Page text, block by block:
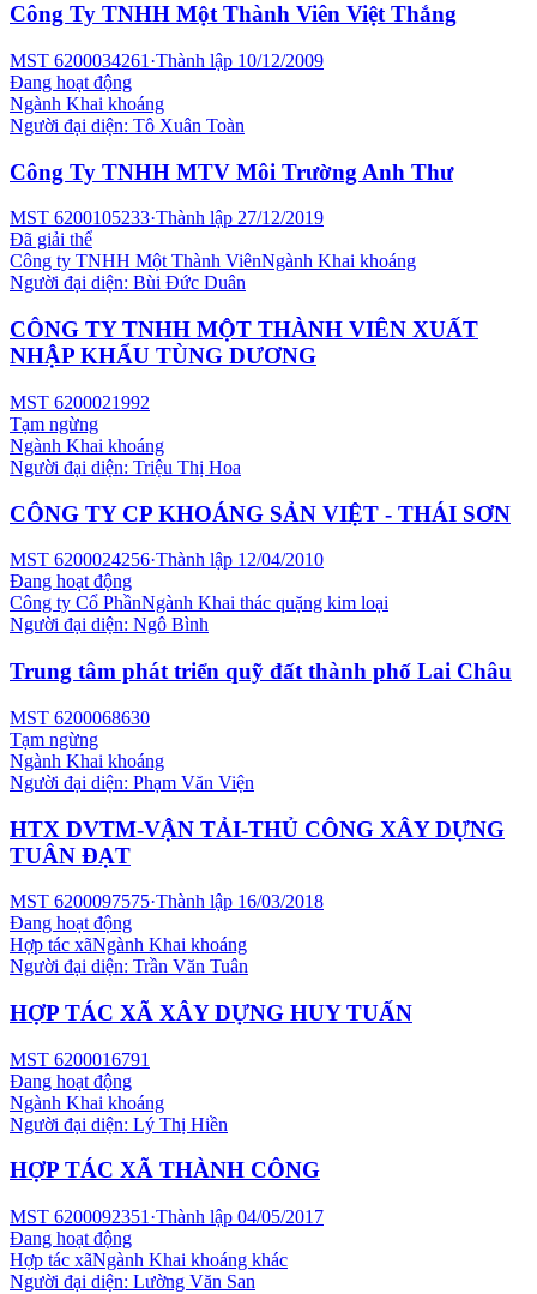
Công Ty TNHH Một Thành Viên Việt Thắng
MST 6200034261 ·Thành lập 10/12/2009
Đang hoạt động
Ngành Khai khoáng
Người đại diện: Tô Xuân Toàn
Công Ty TNHH MTV Môi Trường Anh Thư
MST 6200105233·Thành lập 27/12/2019
Đã giải thể
Công ty TNHH Một Thành ViênNgành Khai khoáng
Người đại diện: Bùi Đức Duân
CÔNG TY TNHH MỘT THÀNH VIÊN XUẤT
NHẬP KHẨU TÙNG DƯƠNG
MST 6200021992
Tạm ngừng
Ngành Khai khoáng
Người đại diện: Triệu Thị Hoa
CÔNG TY CP KHOÁNG SẢN VIỆT - THÁI SƠN
MST 6200024256·Thành lập 12/04/2010
Đang hoạt động
Công ty Cổ PhầnNgành Khai thác quặng kim loại
Người đại diện: Ngô Bình
Trung tâm phát triển quỹ đất thành phố Lai Châu
MST 6200068630
Tạm ngừng
Ngành Khai khoáng
Người đại diện: Phạm Văn Viện
HTX DVTM-VẬN TẢI-THỦ CÔNG XÂY DỰNG
TUÂN ĐẠT
MST 6200097575·Thành lập 16/03/2018
Đang hoạt động
Hợp tác xãNgành Khai khoáng
Người đại diện: Trần Văn Tuân
HỢP TÁC XÃ XÂY DỰNG HUY TUẤN
MST 6200016791
Đang hoạt động
Ngành Khai khoáng
Người đại diện: Lý Thị Hiền
HỢP TÁC XÃ THÀNH CÔNG
MST 6200092351 ·Thành lập 04/05/2017
Đang hoạt động
Hợp tác xãNgành Khai khoáng khác
Người đại diện: Lường Văn San